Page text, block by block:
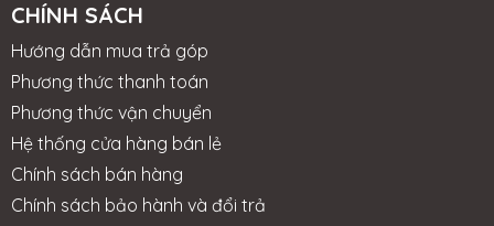
CHÍNH SÁCH
Hướng dẫn mua trả góp
Phương thức thanh toán
Phương thức vận chuyển
Hệ thống cửa hàng bán lẻ
Chính sách bán hàng
Chính sách bảo hành và đổi trả